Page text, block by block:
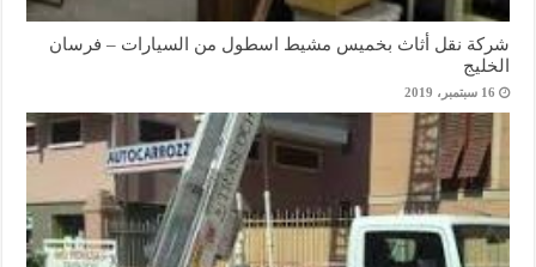
شركة نقل أثاث بخميس مشيط اسطول من السيارات – فرسان
الخليج
16 سبتمبر، 2019